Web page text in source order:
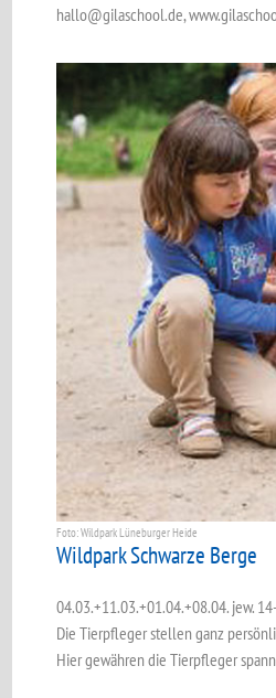
hallo@gilaschool.de,
Foto: Wildpark Lüneburger Heide
Wildpark Schwarze Berge
04.03.+11.03.+01.04.+08.04. jew.
Die Tierpfleger stellen ganz
Hier gewähren die Tierpfleger